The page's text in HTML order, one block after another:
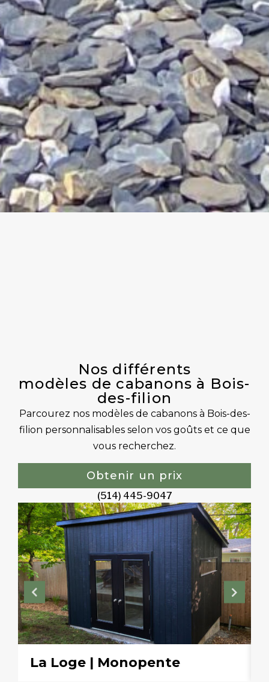
Nos différents
modèles de cabanons à Bois-
des-filion
Parcourez nos modèles de cabanons à Bois-des-
filion personnalisables selon vos goûts et ce que
vous recherchez.
Obtenir un prix
(514) 445-9047
La Loge | Monopente